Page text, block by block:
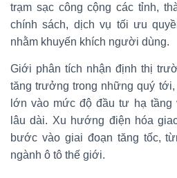
trạm sạc công cộng các tỉnh,
chính sách, dịch vụ tối ưu
nhằm khuyến khích người dùng.
Giới phân tích nhận định thị
tăng trưởng trong những quý
lớn vào mức độ đầu tư hạ tầng
lâu dài. Xu hướng điện hóa
bước vào giai đoạn tăng tốc,
ngành ô tô thế giới.